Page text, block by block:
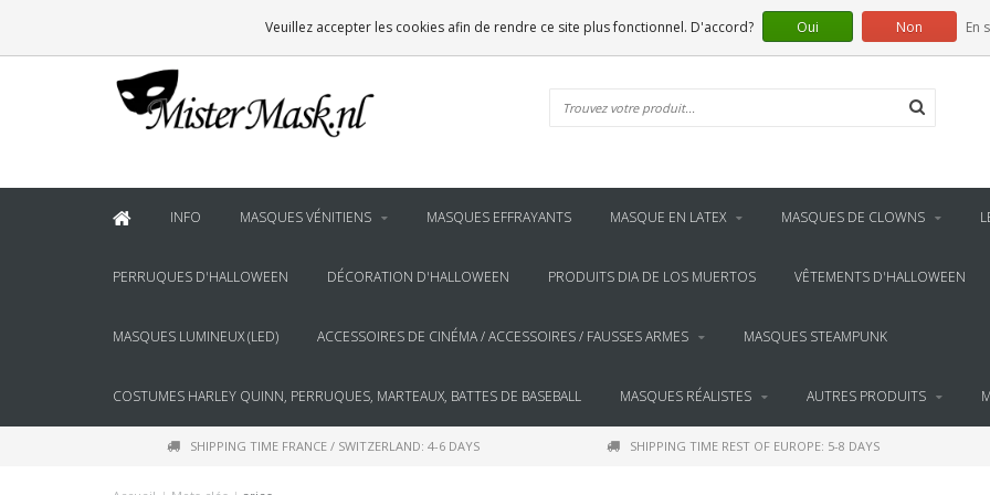
GRATIS BEZORGING
INFO MASQUES VÉNITIENS MASQUES EFFRAYANTS MASQUE EN LATEX MASQUES DE CLOWNS
PERRUQUES D'HALLOWEEN DÉCORATION D'HALLOWEEN PRODUITS DIA DE LOS MUERTOS VÊTEMENTS D'HALLOWEEN
MASQUES LUMINEUX (LED) ACCESSOIRES DE CINÉMA / ACCESSOIRES / FAUSSES ARMES MASQUES STEAMPUNK
COSTUMES HARLEY QUINN, PERRUQUES, MARTEAUX, BATTES DE BASEBALL MASQUES RÉALISTES AUTRES PRODUITS
SHIPPING TIME FRANCE / SWITZERLAND: 4-6 DAYS SHIPPING TIME REST OF EUROPE: 5-8 DAYS
Veuillez accepter les cookies afin de rendre ce site plus fonctionnel. D'accord? Oui Non En